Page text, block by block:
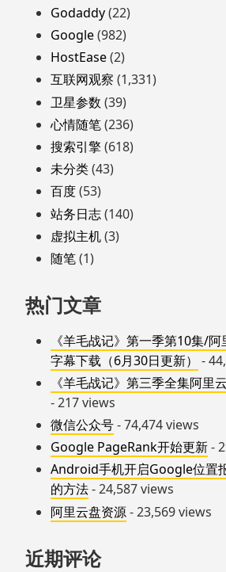
Godaddy(22)
Google(982)
HostEase(2)
互联网观察 (1,331)
卫星参数 (39)
心情随笔(236)
搜索引擎(618)
未分类(43)
百度(53)
站务日志(140)
虚拟主机(3)
随笔(1)
热门文章
《羊毛战记》第一季第10集/
字幕下载（6月30日更新）
-
《羊毛战记》第三季全集阿里
- 217 views
微信公众号- 74,474 views
Google PageRank开始更新-
Android手机开启Google位置
的方法- 24,587 views
阿里云盘资源- 23,569 views
近期评论